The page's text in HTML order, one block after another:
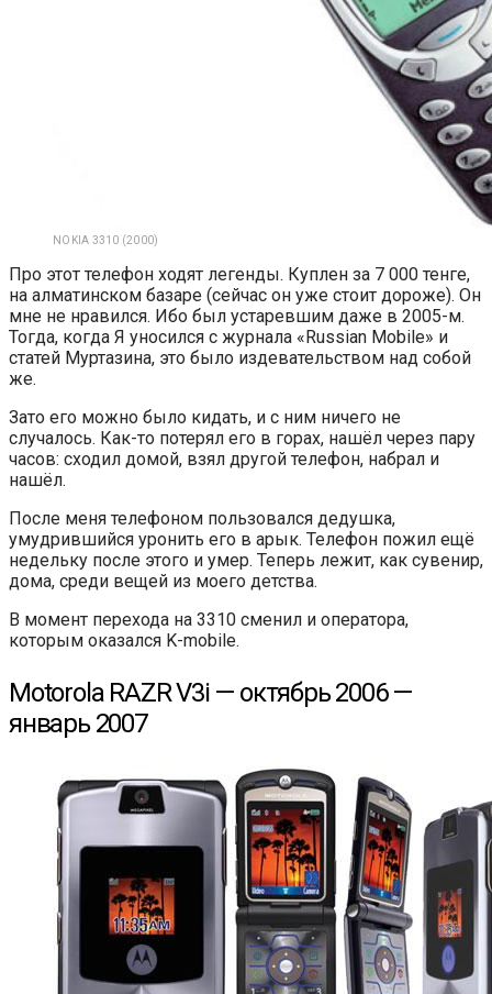
NOKIA 3310 (2000)
Про этот телефон ходят легенды. Куплен за 7 000 тенге,
на алматинском базаре (сейчас он уже стоит дороже). Он
мне не нравился. Ибо был устаревшим даже в 2005-м.
Тогда, когда Я уносился с журнала «Russian Mobile» и
статей Муртазина, это было издевательством над собой
же.
Зато его можно было кидать, и с ним ничего не
случалось. Как-то потерял его в горах, нашёл через пару
часов: сходил домой, взял другой телефон, набрал и
нашёл.
После меня телефоном пользовался дедушка,
умудрившийся уронить его в арык. Телефон пожил ещё
недельку после этого и умер. Теперь лежит, как сувенир,
дома, среди вещей из моего детства.
В момент перехода на 3310 сменил и оператора,
которым оказался K-mobile.
Motorola RAZR V3i — октябрь 2006 —
январь 2007